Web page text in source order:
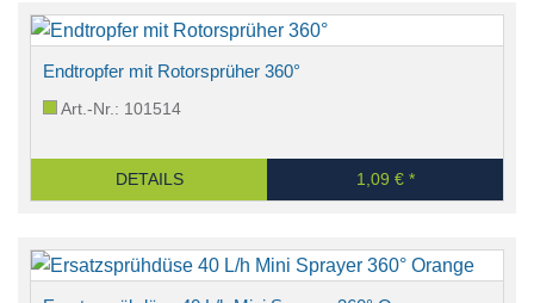
Endtropfer mit Rotorsprüher 360°
Art.-Nr.: 101514
DETAILS 1,09 € *